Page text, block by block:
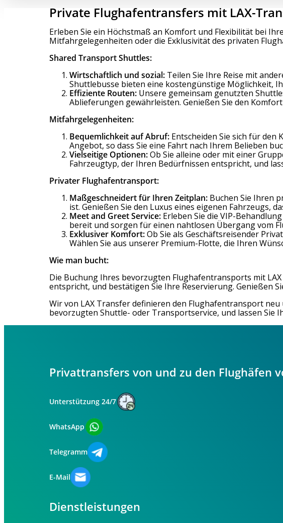
Private Flughafentransfers mit LAX-
Erleben Sie ein Höchstmaß an Komfort und Flexibilität bei
Mitfahrgelegenheiten oder die Exklusivität des privaten
Shared Transport Shuttles:
Wirtschaftlich und sozial: Teilen Sie Ihre Reise mit
Shuttlebusse bieten eine kostengünstige Möglichkeit,
Effiziente Routen: Unsere gemeinsam genutzten
Ablieferungen gewährleisten. Genießen Sie den
Mitfahrgelegenheiten:
Bequemlichkeit auf Abruf: Entscheiden Sie sich für
Angebot, so dass Sie eine Fahrt nach Ihrem Belieben
Vielseitige Optionen:Ob Sie alleine oder mit einer
Fahrzeugtyp, der Ihren Bedürfnissen entspricht, und
Privater Flughafentransport:
Maßgeschneidert für Ihren Zeitplan: Buchen Sie Ihren
ist. Genießen Sie den Luxus eines eigenen Fahrzeugs,
Meet and Greet Service: Erleben Sie die VIP-
bereit und sorgen für einen nahtlosen Übergang vom
Exklusiver Komfort:Ob Sie als Geschäftsreisender
Wählen Sie aus unserer Premium-Flotte, die Ihren
Wie man bucht:
Die Buchung Ihres bevorzugten Flughafentransports mit
entspricht, und bestätigen Sie Ihre Reservierung. Genießen
Wir von LAX Transfer definieren den Flughafentransport
bevorzugten Shuttle- oder Transportservice, und lassen Sie
Privattransfers von und zu den Flughäfen
Unterstützung 24/7
WhatsApp
Telegramm
E-Mail
Dienstleistungen